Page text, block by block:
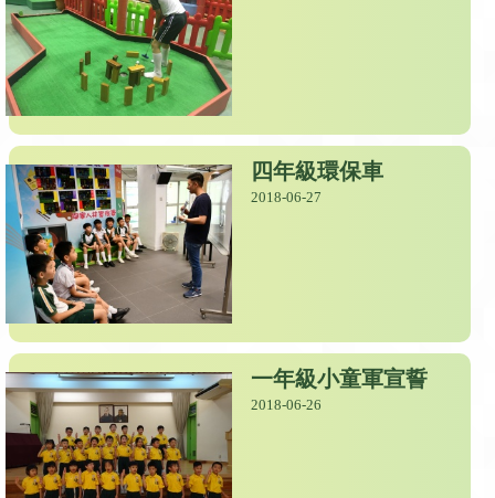
四年級環保車
2018-06-27
一年級小童軍宣誓
2018-06-26